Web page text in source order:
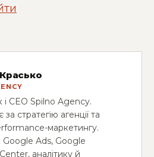
і CEO Spilno Agency.
за стратегію агенції та
маркетингу.
Ads, Google
аналітику й